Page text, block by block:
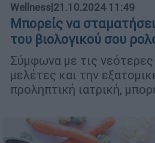
Wellness|21.10.2024 11:49
Μπορείς να
του βιολογικού σου
Σύμφωνα με τις νεότερες
μελέτες και την
προληπτική ιατρική,